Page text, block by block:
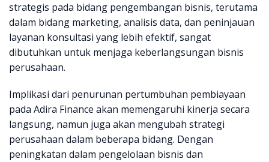
strategis pada bidang pengembangan bisnis, terutama
dalam bidang marketing, analisis data, dan peninjauan
layanan konsultasi yang lebih efektif, sangat
dibutuhkan untuk menjaga keberlangsungan bisnis
perusahaan.
Implikasi dari penurunan pertumbuhan pembiayaan
pada Adira Finance akan memengaruhi kinerja secara
langsung, namun juga akan mengubah strategi
perusahaan dalam beberapa bidang. Dengan
peningkatan dalam pengelolaan bisnis dan